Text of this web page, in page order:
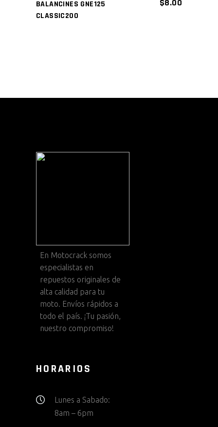
BALANCINES GNE125
CLASSIC200
$8.00
En Motocrack somos
especialistas en
repuestos originales de
alta calidad para tu
moto. Envíos rápidos a
todo el país. ¡Tu pasión,
nuestro compromiso!
HORARIOS
Lunes a Sabado:
8am – 6pm